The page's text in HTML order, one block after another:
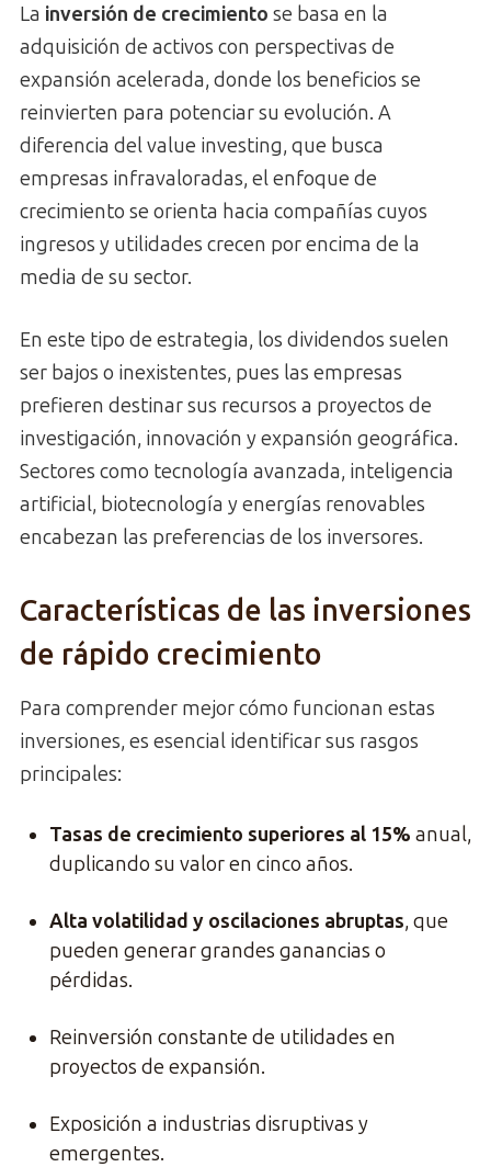
La inversión de crecimiento se basa en la
adquisición de activos con perspectivas de
expansión acelerada, donde los beneficios se
reinvierten para potenciar su evolución. A
diferencia del value investing, que busca
empresas infravaloradas, el enfoque de
crecimiento se orienta hacia compañías cuyos
ingresos y utilidades crecen por encima de la
media de su sector.
En este tipo de estrategia, los dividendos suelen
ser bajos o inexistentes, pues las empresas
prefieren destinar sus recursos a proyectos de
investigación, innovación y expansión geográfica.
Sectores como tecnología avanzada, inteligencia
artificial, biotecnología y energías renovables
encabezan las preferencias de los inversores.
Características de las inversiones
de rápido crecimiento
Para comprender mejor cómo funcionan estas
inversiones, es esencial identificar sus rasgos
principales:
Tasas de crecimiento superiores al 15% anual,
duplicando su valor en cinco años.
Alta volatilidad y oscilaciones abruptas, que
pueden generar grandes ganancias o
pérdidas.
Reinversión constante de utilidades en
proyectos de expansión.
Exposición a industrias disruptivas y
emergentes.